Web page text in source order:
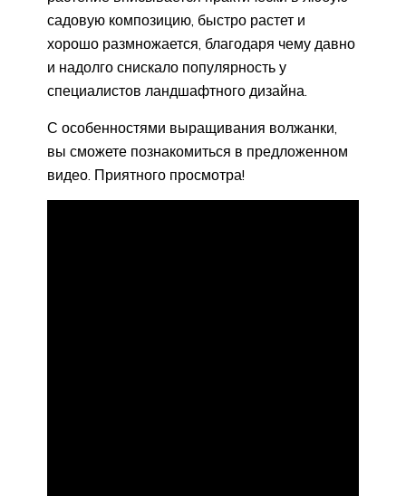
садовую композицию, быстро растет и
хорошо размножается, благодаря чему давно
и надолго снискало популярность у
специалистов ландшафтного дизайна.
С особенностями выращивания волжанки,
вы сможете познакомиться в предложенном
видео. Приятного просмотра!